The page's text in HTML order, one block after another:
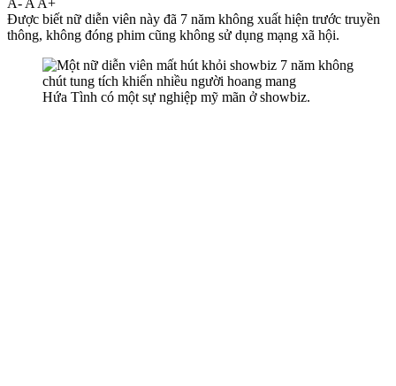
Được biết nữ diễn viên này đã 7 năm không xuất hiện trước truyền
thông, không đóng phim cũng không sử dụng mạng xã hội.
Hứa Tình có một sự nghiệp mỹ mãn ở showbiz.